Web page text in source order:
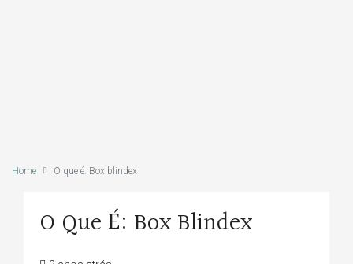
Home O que é: Box blindex
O Que É: Box Blindex